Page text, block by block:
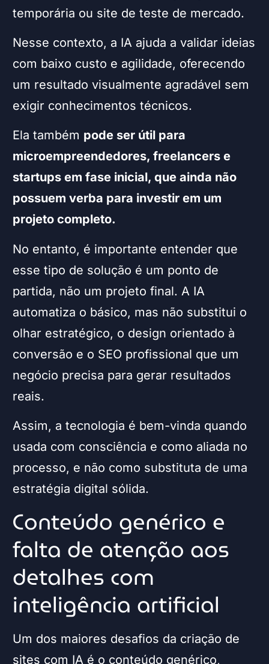
temporária ou site de teste de mercado.
Nesse contexto, a IA ajuda a validar ideias
com baixo custo e agilidade, oferecendo
um resultado visualmente agradável sem
exigir conhecimentos técnicos.
Ela também pode ser útil para
microempreendedores, freelancers e
startups em fase inicial, que ainda não
possuem verba para investir em um
projeto completo.
No entanto, é importante entender que
esse tipo de solução é um ponto de
partida, não um projeto final. A IA
automatiza o básico, mas não substitui o
olhar estratégico, o design orientado à
conversão e o SEO profissional que um
negócio precisa para gerar resultados
reais.
Assim, a tecnologia é bem-vinda quando
usada com consciência e como aliada no
processo, e não como substituta de uma
estratégia digital sólida.
Conteúdo genérico e
falta de atenção aos
detalhes com
inteligência artificial
Um dos maiores desafios da criação de
sites com IA é o conteúdo genérico,